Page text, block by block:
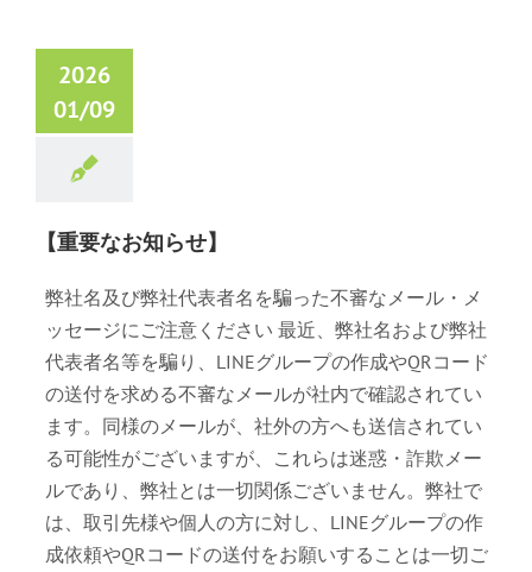
2026
01/09
【重要なお知らせ】
弊社名及び弊社代表者名を騙った不審なメール・メ
ッセージにご注意ください 最近、弊社名および弊社
代表者名等を騙り、LINEグループの作成やQRコード
の送付を求める不審なメールが社内で確認されてい
ます。同様のメールが、社外の方へも送信されてい
る可能性がございますが、これらは迷惑・詐欺メー
ルであり、弊社とは一切関係ございません。弊社で
は、取引先様や個人の方に対し、LINEグループの作
成依頼やQRコードの送付をお願いすることは一切ご